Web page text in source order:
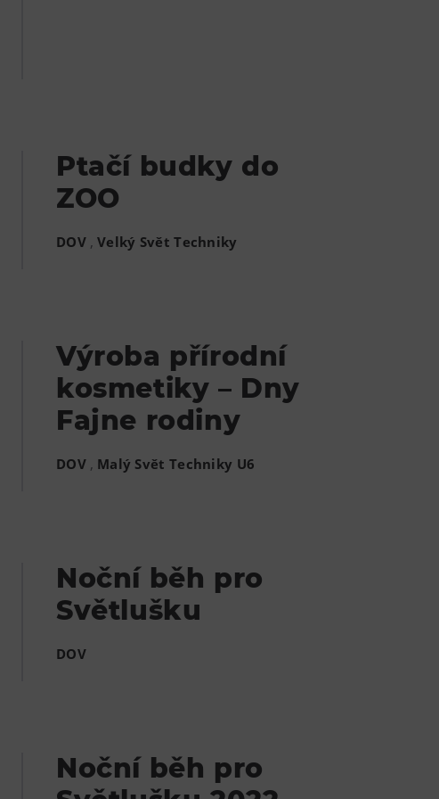
Ptačí budky do
ZOO
DOV , Velký Svět Techniky
Výroba přírodní
kosmetiky – Dny
Fajne rodiny
DOV , Malý Svět Techniky U6
Noční běh pro
Světlušku
DOV
Noční běh pro